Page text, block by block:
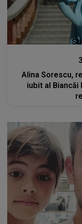
Alina Sorescu,
iubit al Biancăi